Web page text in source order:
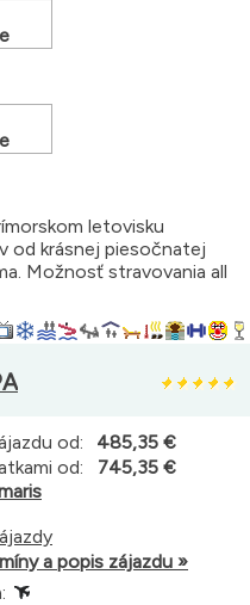
letovisku
od krásnej piesočnatej
Možnosť stravovania all
od:
485,35 €
od:
745,35 €
a popis zájazdu »